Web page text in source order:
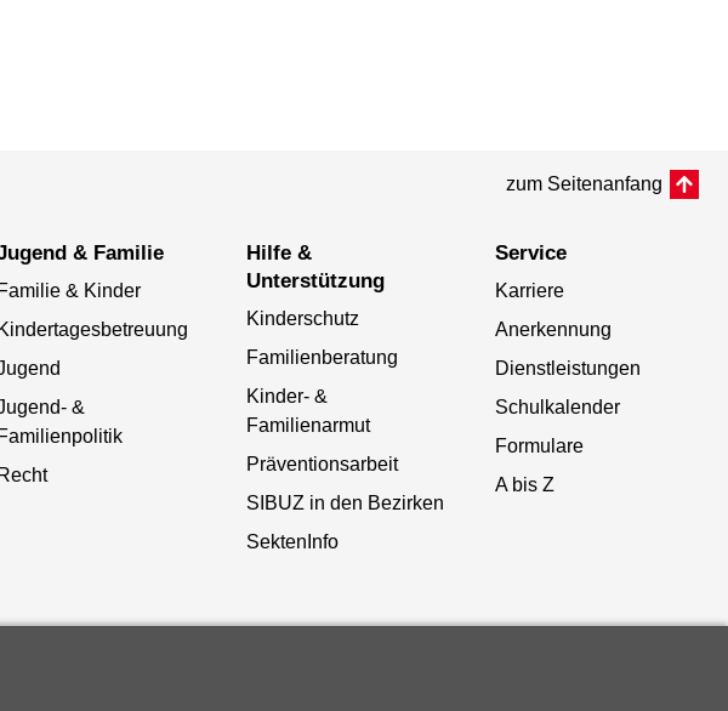
zum Seitenanfang
Jugend & Familie
Familie & Kinder
Kindertagesbetreuung
&
Familienpolitik
Recht
Hilfe &
Unterstützung
Kinderschutz
Familienberatung
Kinder- &
Familienarmut
Präventionsarbeit
SIBUZ in den Bezirken
SektenInfo
Service
Karriere
Anerkennung
Dienstleistungen
Schulkalender
Formulare
A bis Z